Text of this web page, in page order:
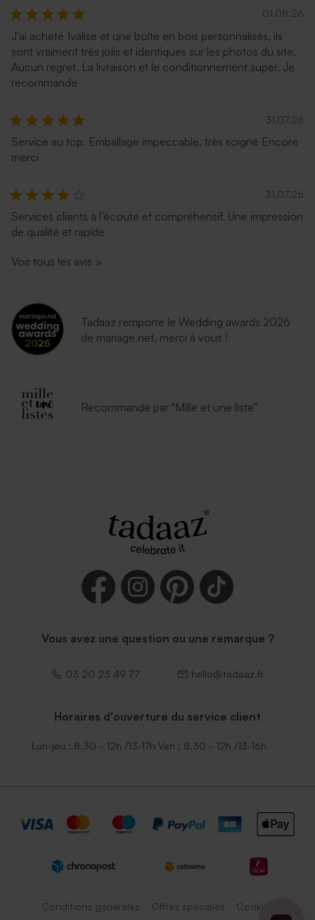
01.08.26
J'ai acheté 1valise et une boîte en bois personnalisés, ils
sont vraiment très jolis et identiques sur les photos du site.
Aucun regret. La livraison et le conditionnement super. Je
recommande
31.07.26
Service au top. Emballage impeccable, très soigné Encore
merci
31.07.26
Services clients à l’écoute et compréhensif. Une impression
de qualité et rapide
Voir tous les avis >
Tadaaz remporte le Wedding awards 2026
de mariage.net, merci à vous !
Recommandé par "Mille et une liste"
Vous avez une question ou une remarque ?
03 20 23 49 77 hello@tadaaz.fr
Horaires d'ouverture du service client
Lun-jeu : 8.30 - 12h /13-17h Ven : 8.30 - 12h /13-16h
Conditions générales Offres spéciales Cookies